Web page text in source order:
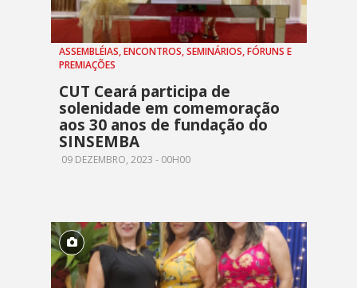
ASSEMBLÉIAS, ENCONTROS, SEMINÁRIOS, FÓRUNS E
PREMIAÇÕES
CUT Ceará participa de
solenidade em comemoração
aos 30 anos de fundação do
SINSEMBA
09 DEZEMBRO, 2023 - 00H00